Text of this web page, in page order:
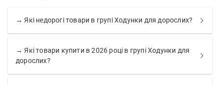
→ Які недорогі товари в групі Ходунки для дорослих?
→ Які товари купити в 2026 році в групі Ходунки для
дорослих?